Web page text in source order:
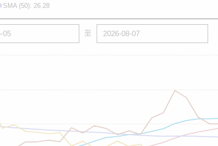
SMA (50): 26.28
至